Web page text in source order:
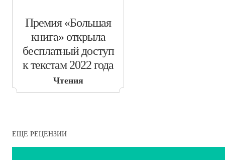
​Премия «Большая
книга» открыла
бесплатный доступ
к текстам 2022 года
Чтения
ЕЩЕ РЕЦЕНЗИИ